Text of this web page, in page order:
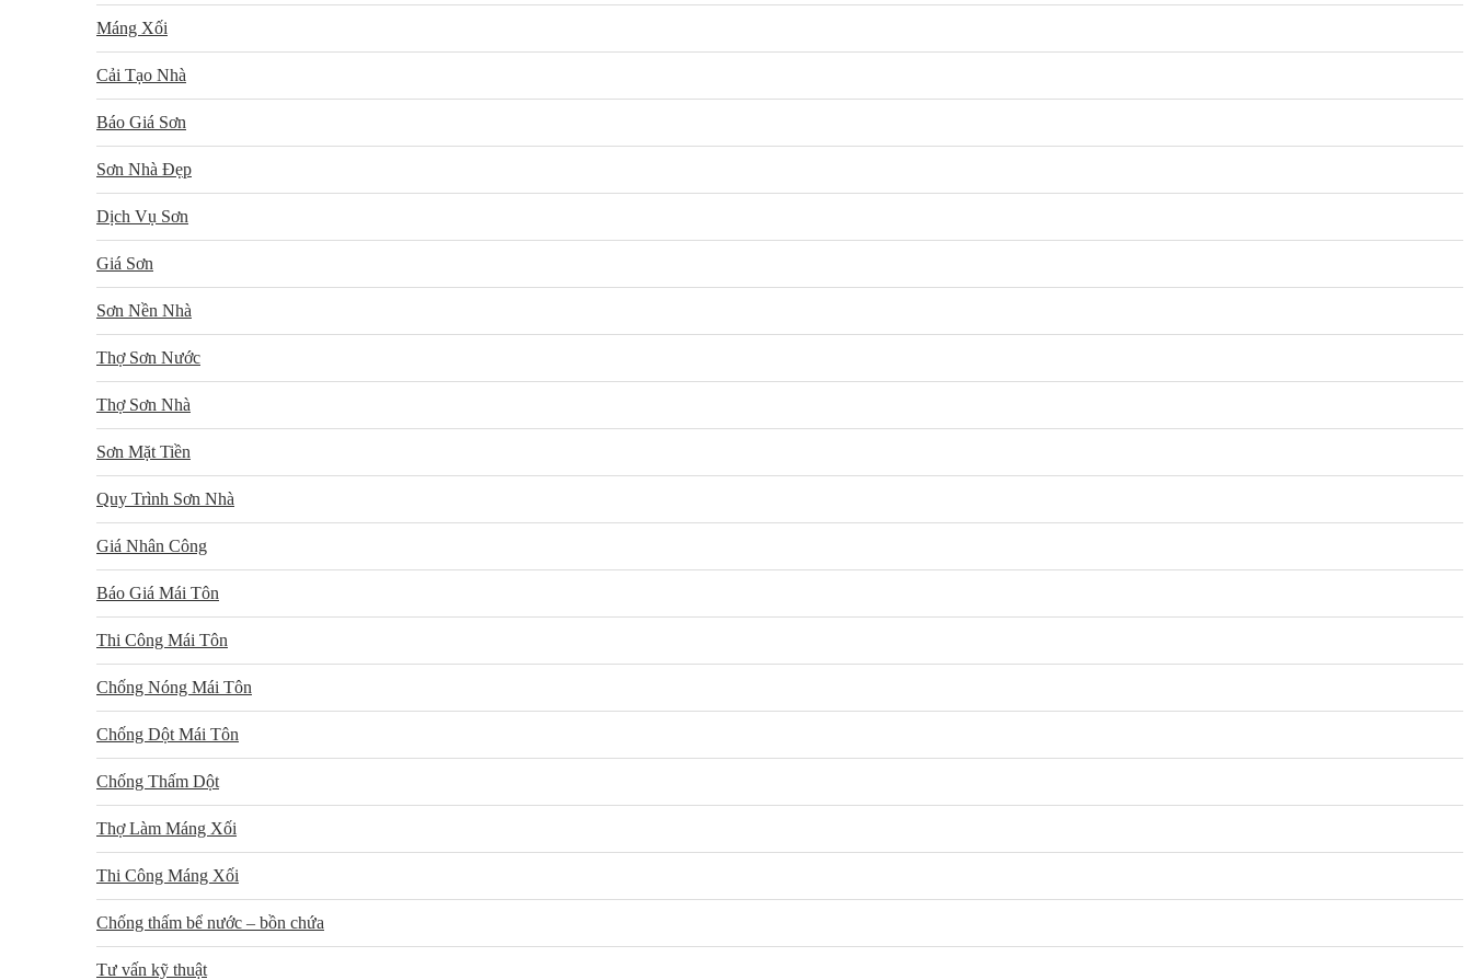
Máng Xối
Cải Tạo Nhà
Báo Giá Sơn
Sơn Nhà Đẹp
Dịch Vụ Sơn
Giá Sơn
Sơn Nền Nhà
Thợ Sơn Nước
Thợ Sơn Nhà
Sơn Mặt Tiền
Quy Trình Sơn Nhà
Giá Nhân Công
Báo Giá Mái Tôn
Thi Công Mái Tôn
Chống Nóng Mái Tôn
Chống Dột Mái Tôn
Chống Thấm Dột
Thợ Làm Máng Xối
Thi Công Máng Xối
Chống thấm bể nước – bồn chứa
Tư vấn kỹ thuật